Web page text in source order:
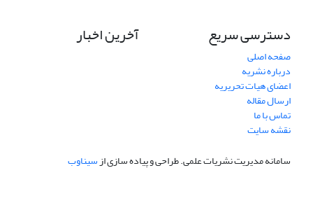
دسترسی سریع
صفحه اصلی
درباره نشریه
اعضای هیات تحریریه
ارسال مقاله
تماس با ما
نقشه سایت
آخرین اخبار
سامانه مدیریت نشریات علمی.طراحی و پیاده سازی ازسیناوب